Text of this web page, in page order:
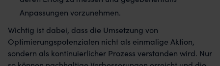
Anpassungen vorzunehmen.
Wichtig ist dabei, dass die Umsetzung von
Optimierungspotenzialen nicht als einmalige Aktion,
sondern als kontinuierlicher Prozess verstanden wird. Nur